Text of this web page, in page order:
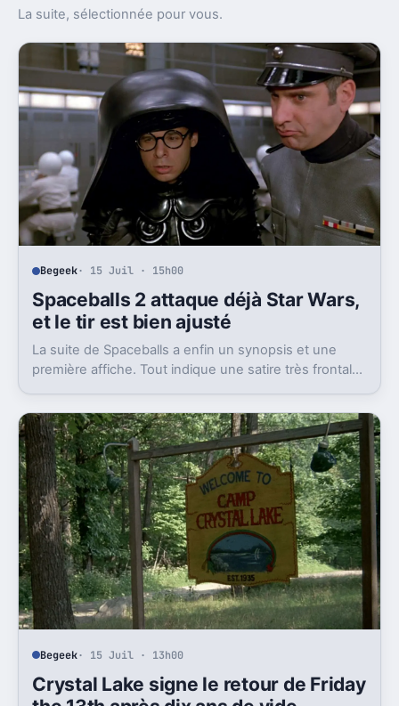
La suite, sélectionnée pour vous.
Begeek· 15 Juil · 15h00
Spaceballs 2 attaque déjà Star Wars,
et le tir est bien ajusté
La suite de Spaceballs a enfin un synopsis et une
première affiche. Tout indique une satire très frontale
Begeek· 15 Juil · 13h00
Crystal Lake signe le retour de Friday